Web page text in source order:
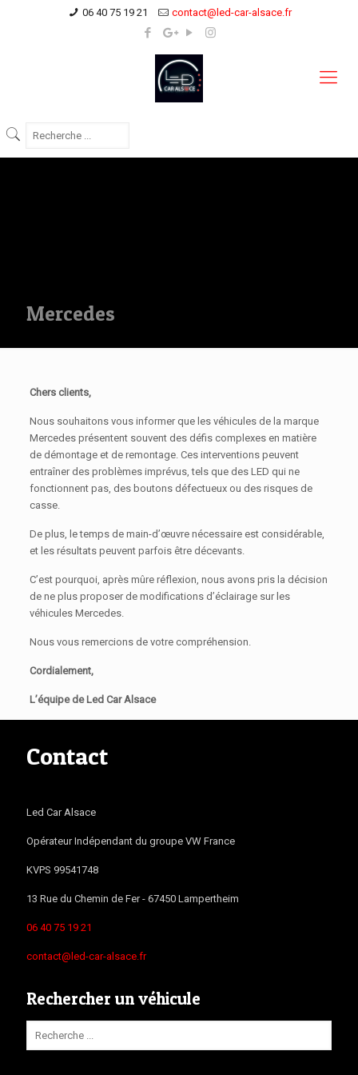
06 40 75 19 21 contact@led-car-alsace.fr
Mercedes
Chers clients,
Nous souhaitons vous informer que les véhicules de la marque
Mercedes présentent souvent des défis complexes en matière
de démontage et de remontage. Ces interventions peuvent
entraîner des problèmes imprévus, tels que des LED qui ne
fonctionnent pas, des boutons défectueux ou des risques de
casse.
De plus, le temps de main-d’œuvre nécessaire est considérable,
et les résultats peuvent parfois être décevants.
C’est pourquoi, après mûre réflexion, nous avons pris la décision
de ne plus proposer de modifications d’éclairage sur les
véhicules Mercedes.
Nous vous remercions de votre compréhension.
Cordialement,
L’équipe de Led Car Alsace
Contact
Led Car Alsace
Opérateur Indépendant du groupe VW France
KVPS 99541748
13 Rue du Chemin de Fer - 67450 Lampertheim
06 40 75 19 21
contact@led-car-alsace.fr
Rechercher un véhicule